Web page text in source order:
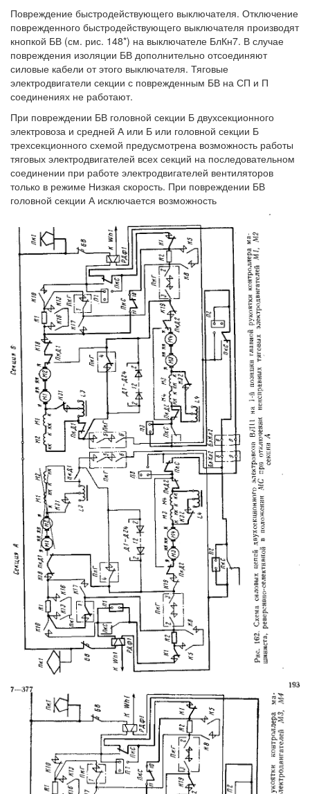
Повреждение быстродействующего выключателя. Отключение
поврежденного быстродействующего выключателя производят
кнопкой БВ (см. рис. 148*) на выключателе БлКн7. В случае
повреждения изоляции БВ дополнительно отсоединяют
силовые кабели от этого выключателя. Тяговые
электродвигатели секции с поврежденным БВ на СП и П
соединениях не работают.
При повреждении БВ головной секции Б двухсекционного
электровоза и средней А или Б или головной секции Б
трехсекционного схемой предусмотрена возможность работы
тяговых электродвигателей всех секций на последовательном
соединении при работе электродвигателей вентиляторов
только в режиме Низкая скорость. При повреждении БВ
головной секции А исключается возможность